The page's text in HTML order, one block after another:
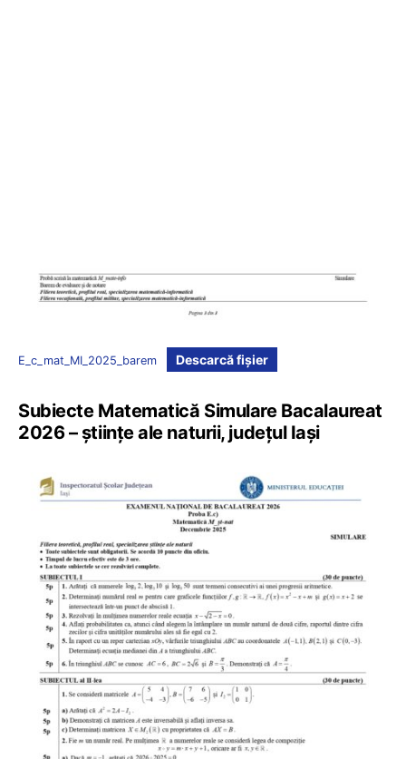
E_c_mat_MI_2025_barem Descarcă fișier
Subiecte Matematică Simulare Bacalaureat
2026 – științe ale naturii, județul Iași